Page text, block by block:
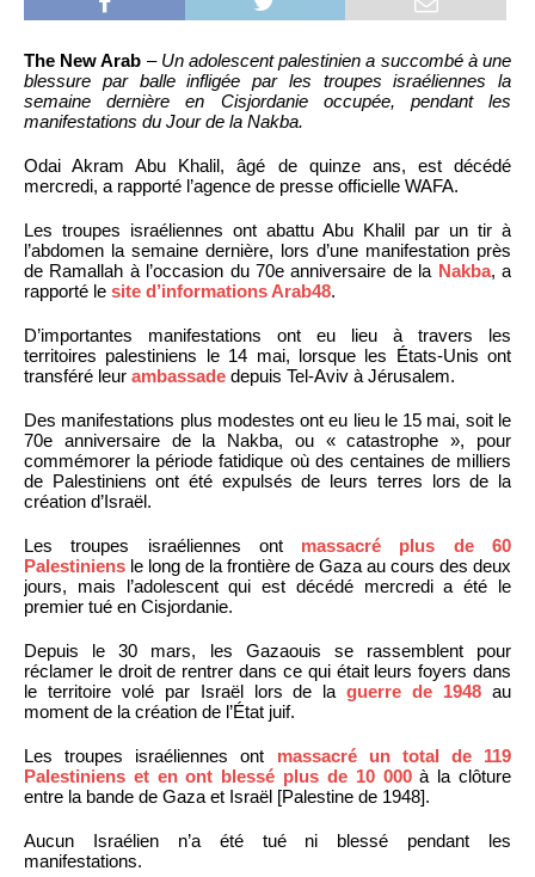
The New Arab – Un adolescent palestinien a succombé à une
blessure par balle infligée par les troupes israéliennes la
semaine dernière en Cisjordanie occupée, pendant les
manifestations du Jour de la Nakba.
Odai Akram Abu Khalil, âgé de quinze ans, est décédé
mercredi, a rapporté l’agence de presse officielle WAFA.
Les troupes israéliennes ont abattu Abu Khalil par un tir à
l’abdomen la semaine dernière, lors d’une manifestation près
de Ramallah à l’occasion du 70e anniversaire de la Nakba, a
rapporté le site d’informations Arab48.
D’importantes manifestations ont eu lieu à travers les
territoires palestiniens le 14 mai, lorsque les États-Unis ont
transféré leur ambassade depuis Tel-Aviv à Jérusalem.
Des manifestations plus modestes ont eu lieu le 15 mai, soit le
70e anniversaire de la Nakba, ou « catastrophe », pour
commémorer la période fatidique où des centaines de milliers
de Palestiniens ont été expulsés de leurs terres lors de la
création d’Israël.
Les troupes israéliennes ont massacré plus de 60
Palestiniens le long de la frontière de Gaza au cours des deux
jours, mais l’adolescent qui est décédé mercredi a été le
premier tué en Cisjordanie.
Depuis le 30 mars, les Gazaouis se rassemblent pour
réclamer le droit de rentrer dans ce qui était leurs foyers dans
le territoire volé par Israël lors de laguerre de 1948 au
moment de la création de l’État juif.
Les troupes israéliennes ont massacré un total de 119
Palestiniens et en ont blessé plus de 10 000à la clôture
entre la bande de Gaza et Israël [Palestine de 1948].
Aucun Israélien n’a été tué ni blessé pendant les
manifestations.